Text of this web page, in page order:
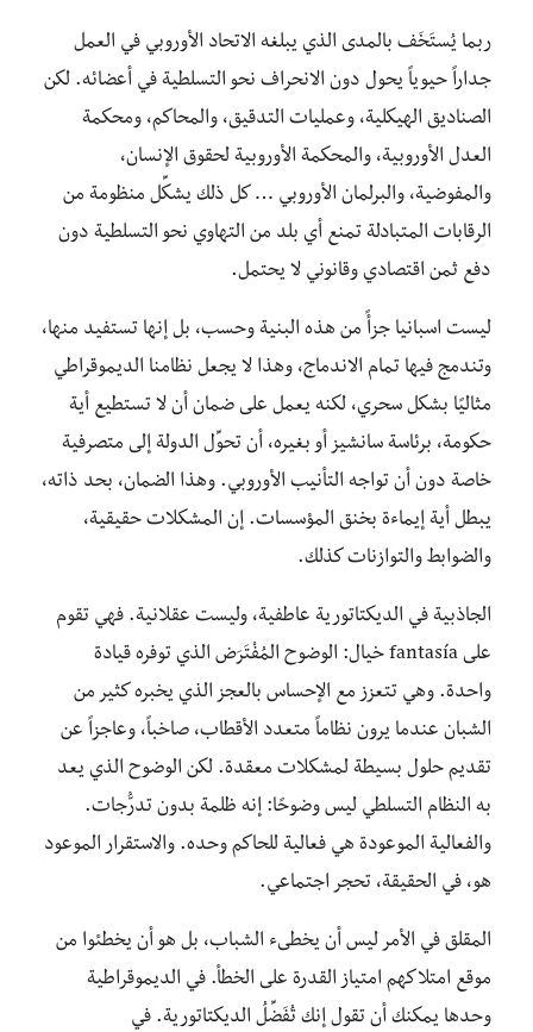
ربما يُستَخَف بالمدى الذي يبلغه الاتحاد الأوروبي في العمل
جداراً حيوياً يحول دون الانحراف نحو التسلطية في أعضائه. لكن
الصناديق الهيكلية، وعمليات التدقيق، والمحاكم، ومحكمة
العدل الأوروبية، والمحكمة الأوروبية لحقوق الإنسان،
والمفوضية، والبرلمان الأوروبي … كل ذلك يشكِّل منظومة من
الرقابات المتبادلة تمنع أي بلد من التهاوي نحو التسلطية دون
دفع ثمن اقتصادي وقانوني لا يحتمل.
ليست اسبانيا جزأً من هذه البنية وحسب، بل إنها تستفيد منها،
وتندمج فيها تمام الاندماج، وهذا لا يجعل نظامنا الديموقراطي
مثاليًا بشكل سحري، لكنه يعمل على ضمان أن لا تستطيع أية
حكومة، برئاسة سانشيز أو بغيره، أن تحوِّل الدولة إلى متصرفية
خاصة دون أن تواجه التأنيب الأوروبي. وهذا الضمان، بحد ذاته،
يبطل أية إيماءة بخنق المؤسسات. إن المشكلات حقيقية،
والضوابط والتوازنات كذلك.
الجاذبية في الديكتاتورية عاطفية، وليست عقلانية. فهي تقوم
على fantasía خيال: الوضوح المُفْتَرَض الذي توفره قيادة
واحدة. وهي تتعزز مع الإحساس بالعجز الذي يخبره كثير من
الشبان عندما يرون نظاماً متعدد الأقطاب، صاخباً، وعاجزاً عن
تقديم حلول بسيطة لمشكلات معقدة. لكن الوضوح الذي يعد
به النظام التسلطي ليس وضوحًا: إنه ظلمة بدون تدرُّجات.
والفعالية الموعودة هي فعالية للحاكم وحده. والاستقرار الموعود
هو، في الحقيقة، تحجر اجتماعي.
المقلق في الأمر ليس أن يخطىء الشباب، بل هو أن يخطئوا من
موقع امتلاكهم امتياز القدرة على الخطأ. في الديموقراطية
وحدها يمكنك أن تقول إنك تُفَضِّلُ الديكتاتورية. في